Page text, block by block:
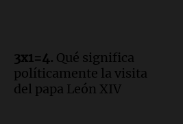
Fenoy celebra la visita
Argentina y reflexiona
espiritual
3x1=4. Qué significa
políticamente la visita
del papa León XIV